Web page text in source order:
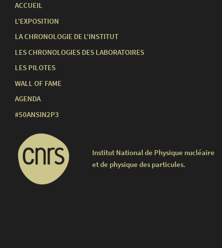
ACCUEIL
L'EXPOSITION
LA CHRONOLOGIE DE L'INSTITUT
LES CHRONOLOGIES DES LABORATOIRES
LES PILOTES
WALL OF FAME
AGENDA
#50ANSIN2P3
Institut National de Physique nucléaire
et de physique des particules.